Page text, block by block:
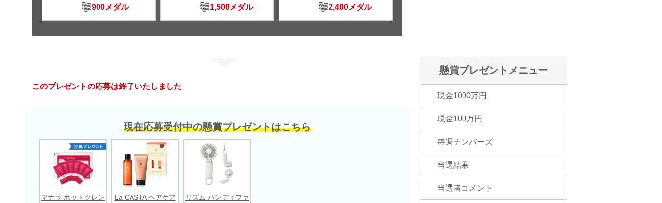
900メダル 1,500メダル 2,400メダル
このプレゼントの応募は終了いたしました
現在応募受付中の懸賞プレゼントはこちら
マナラ ホットクレン
La CASTA ヘアケア
リズム ハンディファ
懸賞プレゼントメニュー
現金1000万円
現金100万円
毎週ナンバーズ
当選結果
当選者コメント